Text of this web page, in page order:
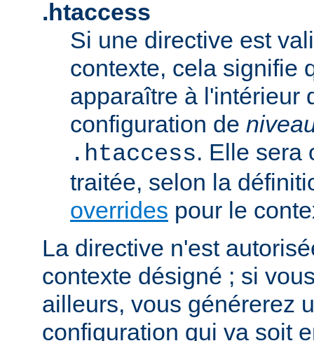
.htaccess
Si une directive est
contexte, cela signifie
apparaître à l'intérieur
configuration de
.htaccess. Elle sera
traitée, selon la
overrides pour le
La directive n'est
contexte désigné ; si
ailleurs, vous générerez
configuration qui va soit